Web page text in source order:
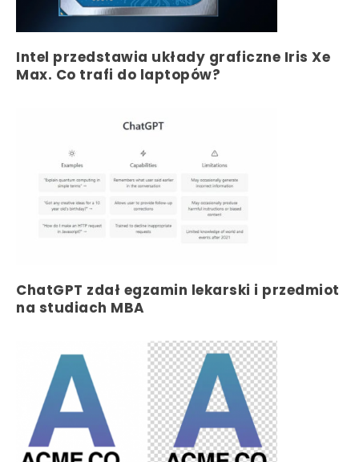
Intel przedstawia układy graficzne Iris Xe
Max. Co trafi do laptopów?
ChatGPT zdał egzamin lekarski i przedmiot
na studiach MBA